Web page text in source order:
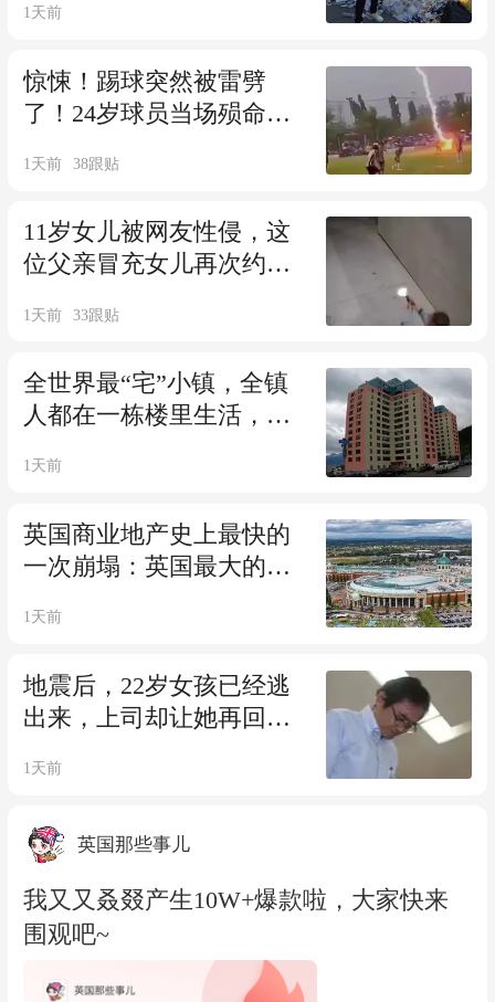
了！
1天前
惊悚！踢球突然被雷劈
了！24岁球员当场殒命，
伤.....
1天前 38跟贴
11岁女儿被网友性侵，这
位父亲冒充女儿再次约见
双获指控...
1天前 33跟贴
全世界最“宅”小镇，全镇
人都在一栋楼里生活，唯
1天前
英国商业地产史上最快的
一次崩塌：英国最大的商
的？
1天前
地震后，22岁女孩已经逃
出来，上司却让她再回震
果，人没了.....
1天前
英国那些事儿
我又又叒叕产生10W+爆款啦，大家快来
围观吧~